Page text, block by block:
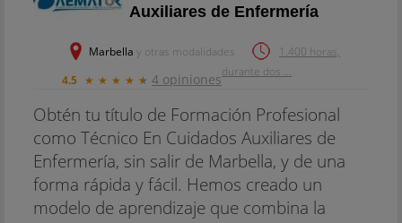
Auxiliares de Enfermería
Marbella y otras modalidades
1.400 horas,
durante dos ...
4.5 ★ ★ ★ ★ ★ 4 opiniones
Obtén tu título de Formación Profesional
como Técnico En Cuidados Auxiliares de
Enfermería, sin salir de Marbella, y de una
forma rápida y fácil. Hemos creado un
modelo de aprendizaje que combina la